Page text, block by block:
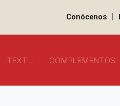
Conócenos |
TEXTIL COMPLEMENTOS